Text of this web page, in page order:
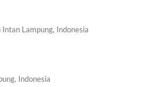
Lampung, Indonesia
Indonesia